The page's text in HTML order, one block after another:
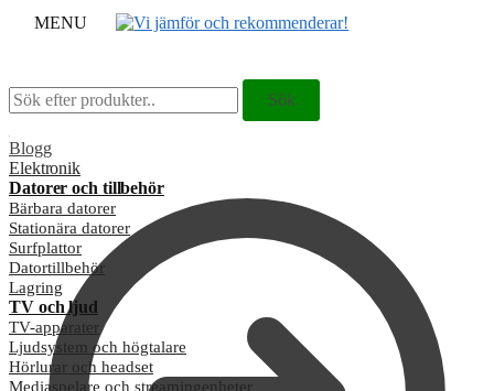
MENU
Sök
efter:
Sök
Blogg
Sök
efter:
Sök
Elektronik
Datorer och tillbehör
Bärbara datorer
Stationära datorer
Surfplattor
Datortillbehör
Lagring
TV och ljud
TV-apparater
Ljudsystem och högtalare
Hörlurar och headset
Mediaspelare och streamingenheter